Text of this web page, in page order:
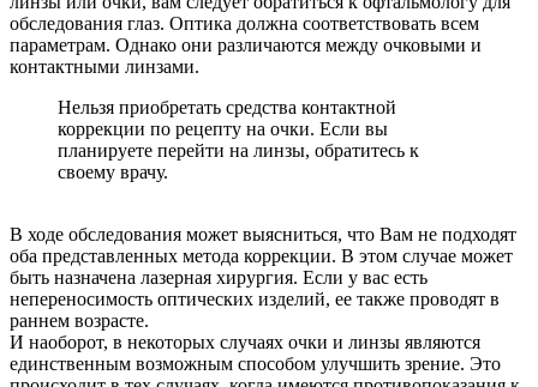
обследования глаз. Оптика должна соответствовать всем
параметрам. Однако они различаются между очковыми и
контактными линзами.
Нельзя приобретать средства контактной
коррекции по рецепту на очки. Если вы
планируете перейти на линзы, обратитесь к
своему врачу.
В ходе обследования может выясниться, что Вам не подходят
оба представленных метода коррекции. В этом случае может
быть назначена лазерная хирургия. Если у вас есть
непереносимость оптических изделий, ее также проводят в
раннем возрасте.
И наоборот, в некоторых случаях очки и линзы являются
единственным возможным способом улучшить зрение. Это